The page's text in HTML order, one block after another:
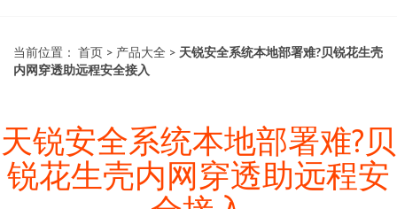
当前位置： 首页 > 产品大全 > 天锐安全系统本地部署难?贝锐花生壳
内网穿透助远程安全接入
天锐安全系统本地部署难?贝
锐花生壳内网穿透助远程安